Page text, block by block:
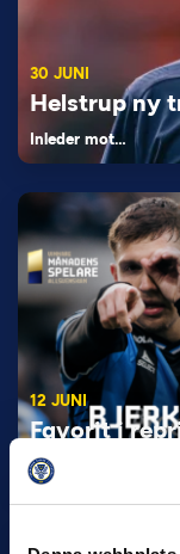
30 JUNI
Helstrup ny
Inleder mot…
12 JUNI
Favorit i
Samma vinnare